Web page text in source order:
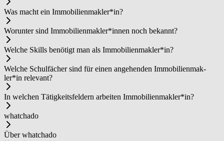
Was macht ein Im­mo­bi­li­en­mak­ler*in?
Worunter sind Im­mo­bi­li­en­mak­ler*in­nen noch bekannt?
Welche Skills benötigt man als Im­mo­bi­li­en­mak­ler*in?
Welche Schulfächer sind für einen angehenden Im­mo­bi­li­en­mak­
ler*in relevant?
In welchen Tätigkeitsfeldern arbeiten Im­mo­bi­li­en­mak­ler*in?
whatchado
Über whatchado